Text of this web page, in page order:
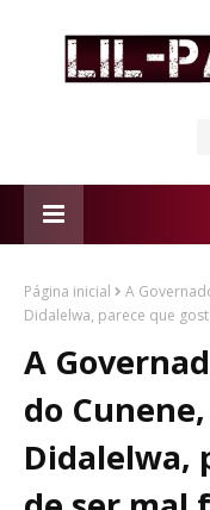
Página inicial
A
Didalelwa, parece que
A
do
Didalelwa,